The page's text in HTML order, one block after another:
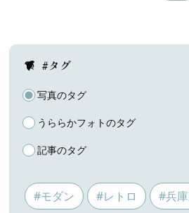
#タグ
写真のタグ
うららかフォトのタグ
記事のタグ
#モダン #レトロ #兵